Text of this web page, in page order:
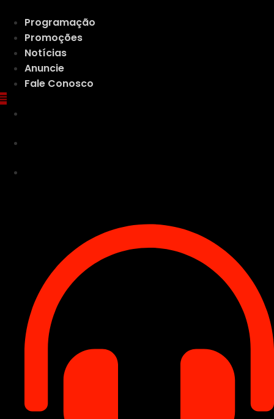
para
conteúdo
Programação
Promoções
Notícias
Anuncie
Fale Conosco